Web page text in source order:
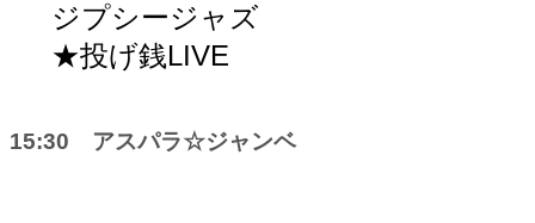
ジプシージャズ
★投げ銭LIVE
15:30 アスパラ☆ジャンベ